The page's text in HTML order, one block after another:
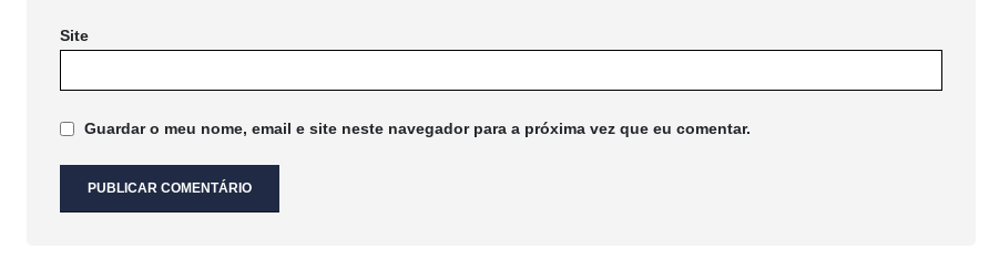
Site
Guardar o meu nome, email e site neste navegador para a próxima vez que eu comentar.